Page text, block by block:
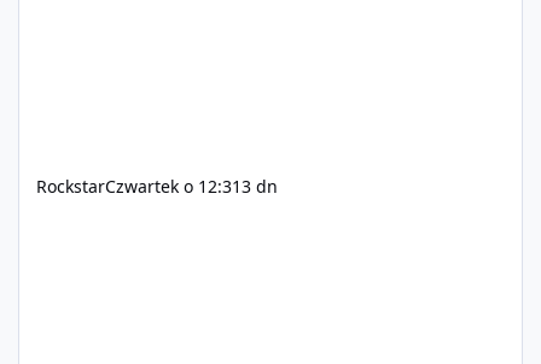
RockstarCzwartek o 12:313 dn